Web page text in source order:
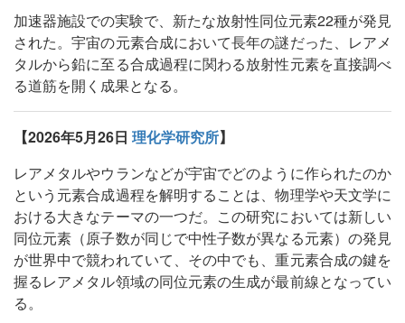
加速器施設での実験で、新たな放射性同位元素22種が発見
された。宇宙の元素合成において長年の謎だった、レアメ
タルから鉛に至る合成過程に関わる放射性元素を直接調べ
る道筋を開く成果となる。
【2026年5月26日 理化学研究所】
レアメタルやウランなどが宇宙でどのように作られたのか
という元素合成過程を解明することは、物理学や天文学に
おける大きなテーマの一つだ。この研究においては新しい
同位元素（原子数が同じで中性子数が異なる元素）の発見
が世界中で競われていて、その中でも、重元素合成の鍵を
握るレアメタル領域の同位元素の生成が最前線となってい
る。